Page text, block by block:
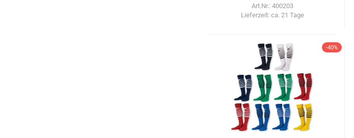
Art.Nr.: 400203
Lieferzeit:ca. 21 Tage
-40%